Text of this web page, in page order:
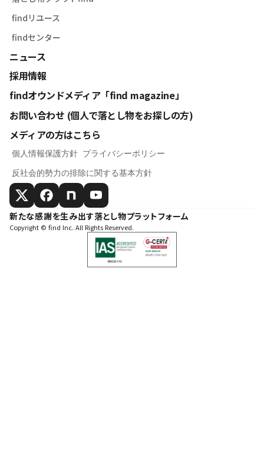
findリユース
findセンター
ニュース
採用情報
findオウンドメディア「find magazine」
お問い合わせ (個人で落とし物をお探しの方)
メディアの方はこちら
個人情報保護方針 プライバシーポリシー
反社会的勢力の排除に関する基本方針
新たな感謝を生み出す落とし物プラットフォーム
Copyright © find Inc. All Rights Reserved.